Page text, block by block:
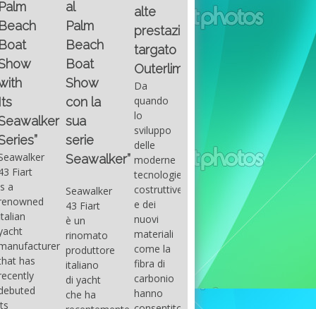
al
Palm
Beach
con la
Fiart
un
yacht
ha
alte
prestazioni
targato
Outerlimits.
Da
quando
lo
sviluppo
delle
moderne
costruttive
e dei
nuovi
materiali
come la
fibra di
carbonio
hanno
prestazioni
Fountain
38SC è
una
barca a
console
centrale
sportiva
di lusso,
dove
velocità,
comodità
sicurezza
s’integrano
perfettamente,
cantiere
Fountain
ha
on
basic
on
basic
intention
draw
attention
to the
use of
GUITAR
Santana
had its
maximum
in the
early
seventies
that
Santana,